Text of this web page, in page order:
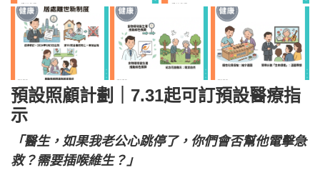
預設照顧計劃｜7.31起可訂預設醫療指
示
「醫生，如果我老公心跳停了，你們會否幫他電擊急
救？需要插喉維生？」